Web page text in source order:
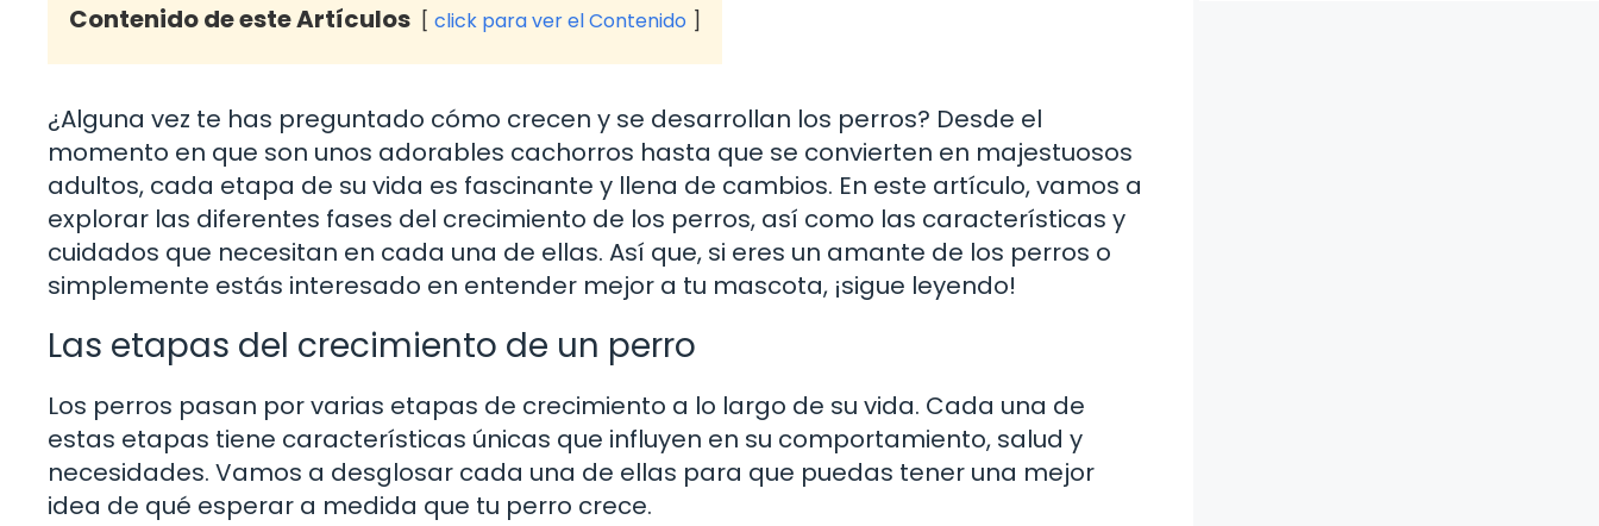
Contenido de este Artículos click para ver el Contenido
¿Alguna vez te has preguntado cómo crecen y se desarrollan los perros? Desde el
momento en que son unos adorables cachorros hasta que se convierten en majestuosos
adultos, cada etapa de su vida es fascinante y llena de cambios. En este artículo, vamos a
explorar las diferentes fases del crecimiento de los perros, así como las características y
cuidados que necesitan en cada una de ellas. Así que, si eres un amante de los perros o
simplemente estás interesado en entender mejor a tu mascota, ¡sigue leyendo!
Las etapas del crecimiento de un perro
Los perros pasan por varias etapas de crecimiento a lo largo de su vida. Cada una de
estas etapas tiene características únicas que influyen en su comportamiento, salud y
necesidades. Vamos a desglosar cada una de ellas para que puedas tener una mejor
idea de qué esperar a medida que tu perro crece.